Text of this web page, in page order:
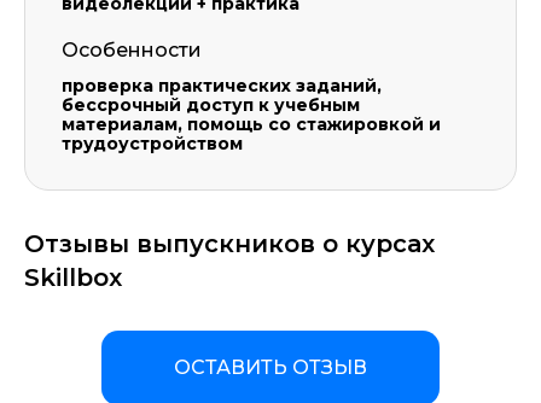
Особенности
проверка практических заданий,
бессрочный доступ к учебным
материалам, помощь со стажировкой и
трудоустройством
Отзывы выпускников о курсах
Skillbox
ОСТАВИТЬ ОТЗЫВ